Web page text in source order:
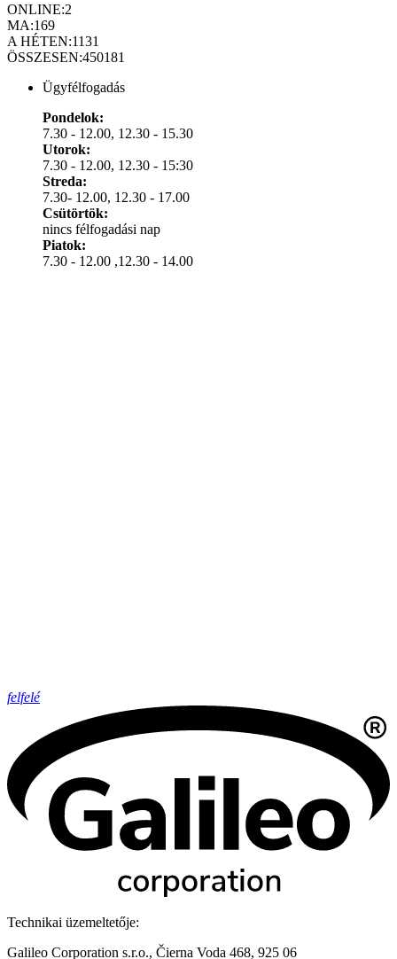
ONLINE:2
MA:169
A HÉTEN:1131
ÖSSZESEN:450181
Ügyfélfogadás
Pondelok:
7.30 - 12.00, 12.30 - 15.30
Utorok:
7.30 - 12.00, 12.30 - 15:30
Streda:
7.30- 12.00, 12.30 - 17.00
Csütörtök:
nincs félfogadási nap
Piatok:
7.30 - 12.00 ,12.30 - 14.00
felfelé
Technikai üzemeltetője:
Galileo Corporation s.r.o., Čierna Voda 468, 925 06